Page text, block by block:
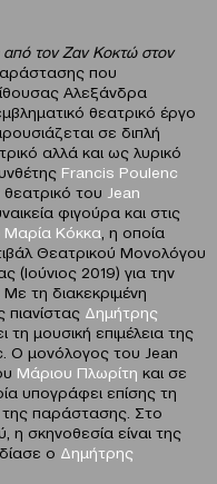
τον Zαν Κοκτώ στον
που
Αλεξάνδρα
θεατρικό έργο
σε διπλή
αλλά και ως λυρικό
Francis Poulenc
του Jean
φιγούρα και στις
Μαρία Κόκκα , η οποία
Θεατρικού Μονολόγου
2019) για την
τη διακεκριμένη
Δημήτρης
τη μουσική επιμέλεια της
Ο μονόλογος του Jean
Μάριου Πλωρίτη και σε
υπογράφει επίσης τη
της παράστασης. Στο
σκηνοθεσία είναι της
ο Δημήτρης